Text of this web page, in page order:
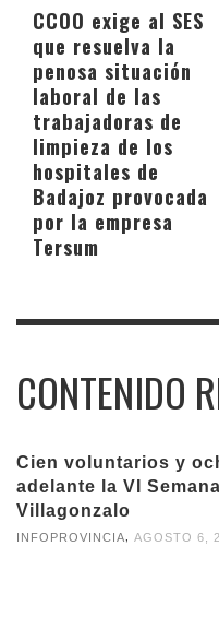
CCOO exige al SES
que resuelva la
penosa situación
laboral de las
trabajadoras de
limpieza de los
hospitales de
Badajoz provocada
por la empresa
Tersum
CONTENIDO
Cien voluntarios y
adelante la VI
Villagonzalo
INFOPROVINCIA AGOSTO 6,